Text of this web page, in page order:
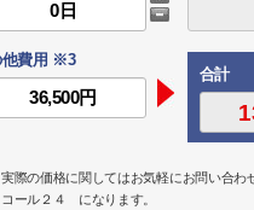
他費用 ※3
合計
際の価格に関してはお気軽にお問い合わ
ール２４ になります。